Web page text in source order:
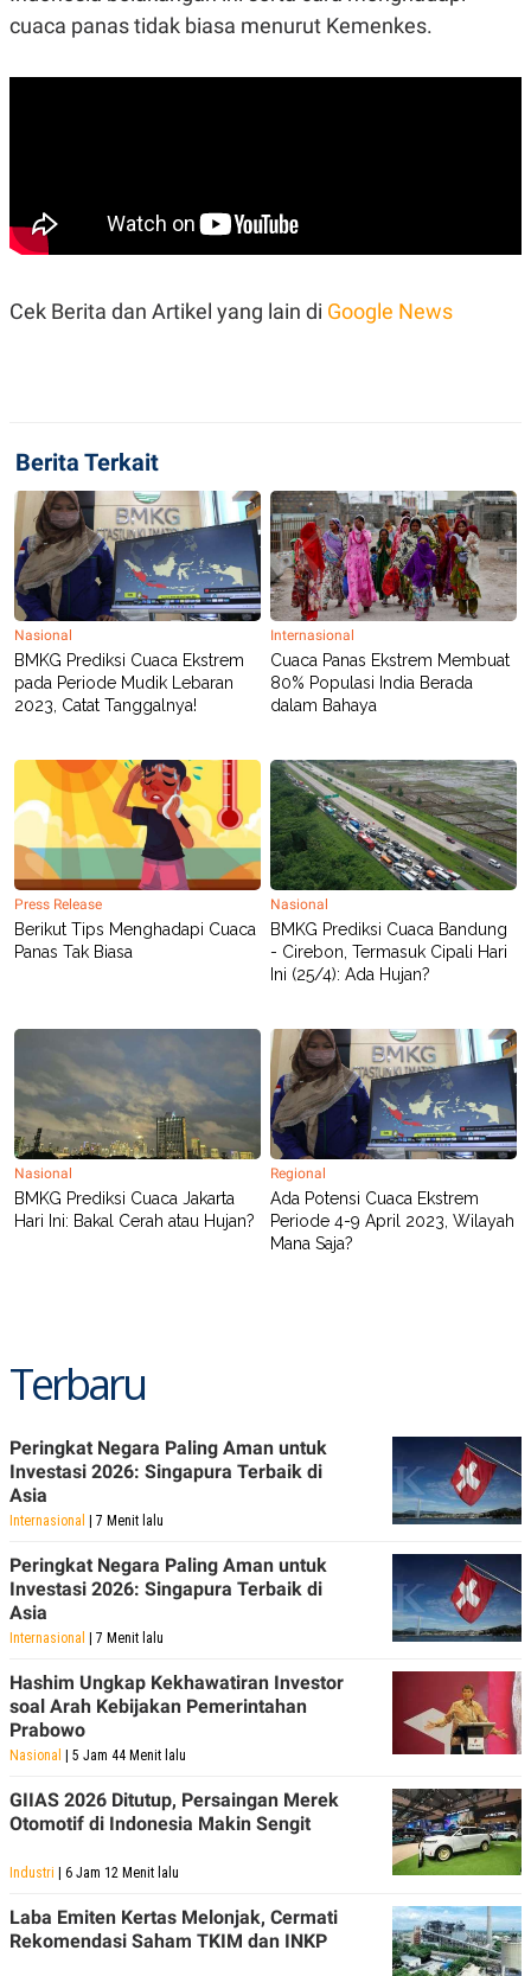
cuaca panas tidak biasa menurut Kemenkes.
Cek Berita dan Artikel yang lain di Google News
Berita Terkait
Nasional
BMKG Prediksi Cuaca Ekstrem
pada Periode Mudik Lebaran
2023, Catat Tanggalnya!
Internasional
Cuaca Panas Ekstrem Membuat
80% Populasi India Berada
dalam Bahaya
Press Release
Berikut Tips Menghadapi Cuaca
Panas Tak Biasa
Nasional
BMKG Prediksi Cuaca Bandung
- Cirebon, Termasuk Cipali Hari
Ini (25/4): Ada Hujan?
Nasional
BMKG Prediksi Cuaca Jakarta
Hari Ini: Bakal Cerah atau Hujan?
Regional
Ada Potensi Cuaca Ekstrem
Periode 4-9 April 2023, Wilayah
Mana Saja?
Terbaru
Peringkat Negara Paling Aman untuk
Investasi 2026: Singapura Terbaik di
Asia
Internasional | 7 Menit lalu
Peringkat Negara Paling Aman untuk
Investasi 2026: Singapura Terbaik di
Asia
Internasional | 7 Menit lalu
Hashim Ungkap Kekhawatiran Investor
soal Arah Kebijakan Pemerintahan
Prabowo
Nasional | 5 Jam 44 Menit lalu
GIIAS 2026 Ditutup, Persaingan Merek
Otomotif di Indonesia Makin Sengit
Industri | 6 Jam 12 Menit lalu
Laba Emiten Kertas Melonjak, Cermati
Rekomendasi Saham TKIM dan INKP